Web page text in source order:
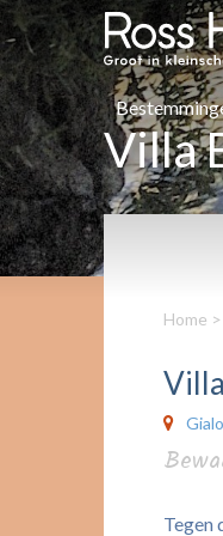
Villa
Home >
Tegen